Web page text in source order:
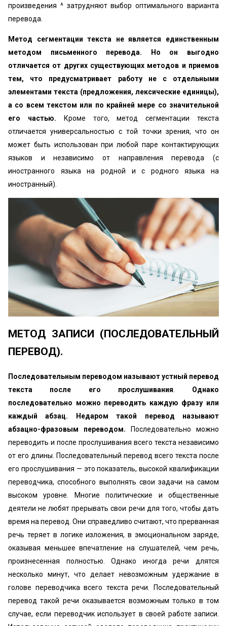
произведения ^ затрудняют выбор оптимального варианта
перевода.
Метод сегментации текста не является единственным
методом письменного перевода. Но он выгодно
отличается от других существующих методов и приемов
тем, что предусматривает работу не с отдельными
элементами текста (предложения, лексические единицы),
а со всем текстом или по крайней мере со значительной
его частью.
Кроме того, метод сегментации текста
отличается универсальностью с той точки зрения, что он
может быть использован при любой паре контактирующих
языков и независимо от направления перевода (с
иностранного языка на родной и с родного языка на
иностранный).
МЕТОД ЗАПИСИ (ПОСЛЕДОВАТЕЛЬНЫЙ
ПЕРЕВОД).
Последовательным переводом называют устный перевод
текста после его прослушивания
Однако
последовательно можно переводить каждую фразу или
каждый абзац. Недаром такой перевод называют
абзацно-фразовым переводом. Последовательно можно
переводить и после прослушивания всего текста независимо
от его длины. Последовательный перевод всего текста после
его прослушивания — это показатель, высокой квалификации
переводчика, способного выполнять свои задачи на самом
высоком уровне. Многие политические и общественные
деятели не любят прерывать свои речи для того, чтобы дать
время на перевод. Они справедливо считают, что прерванная
речь теряет в логике изложения, в эмоциональном заряде,
оказывая меньшее впечатление на слушателей, чем речь,
произнесенная полностью. Однако иногда речи длятся
несколько минут, что делает невозможным удержание в
голове переводчика всего текста речи. Последовательный
перевод такой речи оказывается возможным только в том
случае, если переводчик использует в своей работе записи.